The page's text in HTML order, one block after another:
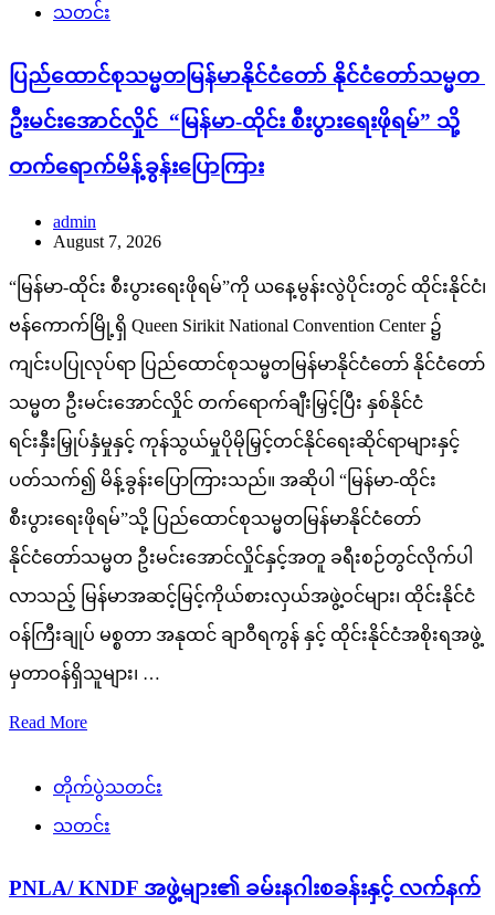
သတင်း
ပြည်ထောင်စုသမ္မတမြန်မာနိုင်ငံတော် နိုင်ငံတော်သမ္မတ
ဦးမင်းအောင်လှိုင် “မြန်မာ-ထိုင်း စီးပွားရေးဖိုရမ်” သို့
တက်ရောက်မိန့်ခွန်းပြောကြား
admin
August 7, 2026
“မြန်မာ-ထိုင်း စီးပွားရေးဖိုရမ်”ကို ယနေ့မွန်းလွဲပိုင်းတွင် ထိုင်းနိုင်ငံ၊
ဗန်ကောက်မြို့ရှိ Queen Sirikit National Convention Center ၌
ကျင်းပပြုလုပ်ရာ ပြည်ထောင်စုသမ္မတမြန်မာနိုင်ငံတော် နိုင်ငံတော်
သမ္မတ ဦးမင်းအောင်လှိုင် တက်ရောက်ချီးမြှင့်ပြီး နှစ်နိုင်ငံ
ရင်းနှီးမြှုပ်နှံမှုနှင့် ကုန်သွယ်မှုပိုမိုမြှင့်တင်နိုင်ရေးဆိုင်ရာများနှင့်
ပတ်သက်၍ မိန့်ခွန်းပြောကြားသည်။ အဆိုပါ “မြန်မာ-ထိုင်း
စီးပွားရေးဖိုရမ်”သို့ ပြည်ထောင်စုသမ္မတမြန်မာနိုင်ငံတော်
နိုင်ငံတော်သမ္မတ ဦးမင်းအောင်လှိုင်နှင့်အတူ ခရီးစဉ်တွင်လိုက်ပါ
လာသည့် မြန်မာအဆင့်မြင့်ကိုယ်စားလှယ်အဖွဲ့ဝင်များ၊ ထိုင်းနိုင်ငံ
ဝန်ကြီးချုပ် မစ္စတာ အနုထင် ချာဝီရကွန် နှင့် ထိုင်းနိုင်ငံအစိုးရအဖွဲ့
မှတာဝန်ရှိသူများ၊ …
Read More
တိုက်ပွဲသတင်း
သတင်း
PNLA/ KNDF အဖွဲ့များ၏ ခမ်းနဂါးစခန်းနှင့် လက်နက်